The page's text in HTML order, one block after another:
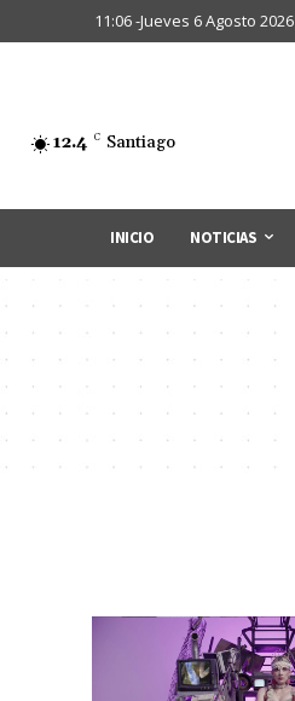
11:06 -Jueves 6 Agosto 2026
12.4 C Santiago
INICIO NOTICIAS